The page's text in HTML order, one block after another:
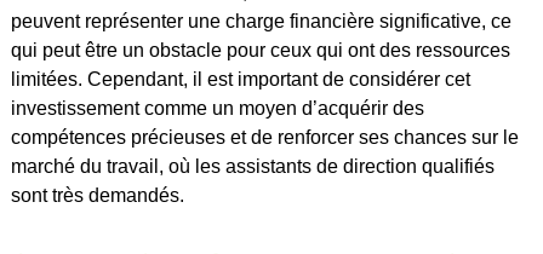
peuvent représenter une charge financière significative, ce
qui peut être un obstacle pour ceux qui ont des ressources
limitées. Cependant, il est important de considérer cet
investissement comme un moyen d’acquérir des
compétences précieuses et de renforcer ses chances sur le
marché du travail, où les assistants de direction qualifiés
sont très demandés.